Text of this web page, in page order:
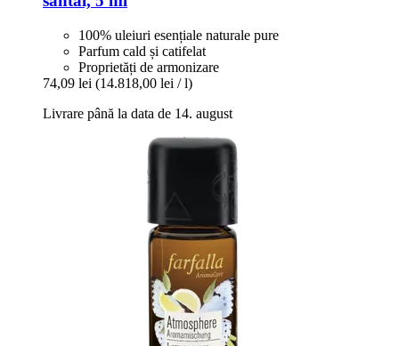
100% uleiuri esențiale naturale pure
Parfum cald și catifelat
Proprietăți de armonizare
74,09 lei (14.818,00 lei / l)
Livrare până la data de 14. august